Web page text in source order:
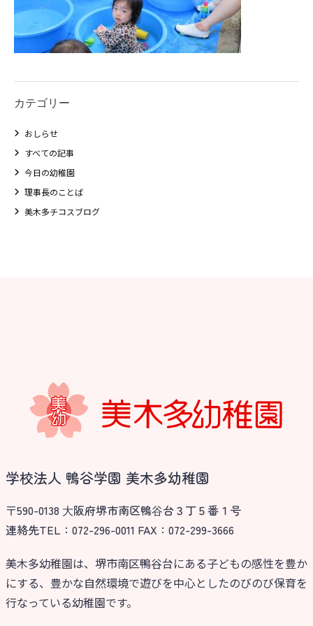
カテゴリー
おしらせ
すべての記事
今日の幼稚園
理事長のことば
美木多チコスブログ
学校法人 鴨谷学園 美木多幼稚園
〒590-0138 ⼤阪府堺市南区鴨⾕台３丁５番１号
連絡先TEL：072-296-0011 FAX：072-299-3666
美木多幼稚園は、堺市南区鴨谷台にある子どもの感性を豊か
にする、豊かな自然環境で遊びを中心としたのびのび保育を
行なっている幼稚園です。